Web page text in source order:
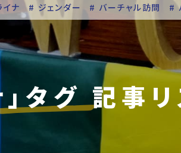
ナ # ジェンダー # バーチャル訪問 #
性のリーダーシップ
」タグ 記事